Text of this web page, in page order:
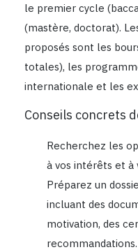
le premier cycle
(mastère, doctorat).
proposés sont les
totales), les
internationale et les
Conseils concrets
Recherchez les
à vos intérêts et à
Préparez un
incluant des
motivation, des
recommandations.